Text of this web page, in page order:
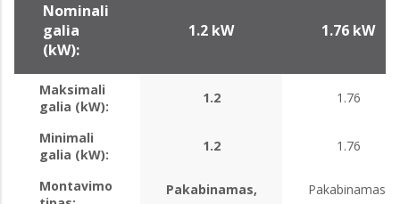
Nominali
galia
(kW):
1.2 kW 1.76 kW
Maksimali
galia (kW):
1.2 1.76
Minimali
galia (kW):
1.2 1.76
Montavimo
Pakabinamas,
Pakabinamas,